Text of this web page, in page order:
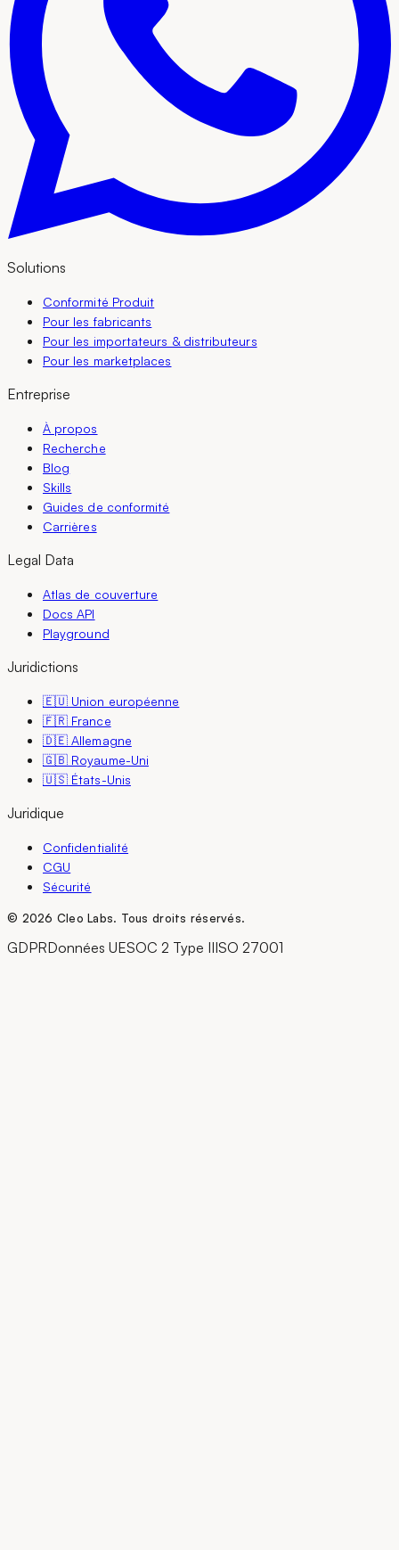
Solutions
Conformité Produit
Pour les fabricants
Pour les importateurs & distributeurs
Pour les marketplaces
Entreprise
À propos
Recherche
Blog
Skills
Guides de conformité
Carrières
Legal Data
Atlas de couverture
Docs API
Playground
Juridictions
🇪🇺 Union européenne
🇫🇷 France
🇩🇪 Allemagne
🇬🇧 Royaume-Uni
🇺🇸 États-Unis
Juridique
Confidentialité
CGU
Sécurité
© 2026 Cleo Labs. Tous droits réservés.
GDPRDonnées UESOC 2 Type IIISO 27001